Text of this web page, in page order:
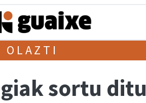
OLAZTI
sortu